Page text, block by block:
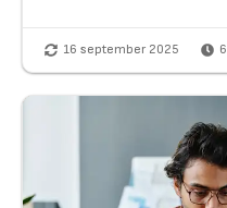
16 september 2025 6